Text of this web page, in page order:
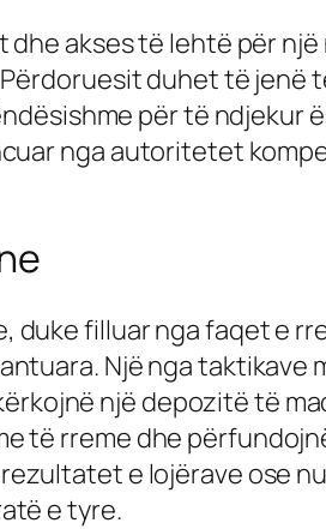
akses të lehtë për
duhet të jenë
për të ndjekur
nga autoritetet
filluar nga faqet e
Një nga taktikave
një depozitë të
të rreme dhe
e lojërave ose
e tyre.